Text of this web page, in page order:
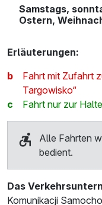
Samstags,
Ostern,
Erläuterungen:
b
Fahrt mit Zufahrt
Targowisko“
c
Fahrt nur zur
Alle Fahrten
bedient.
Das
Komunikacji